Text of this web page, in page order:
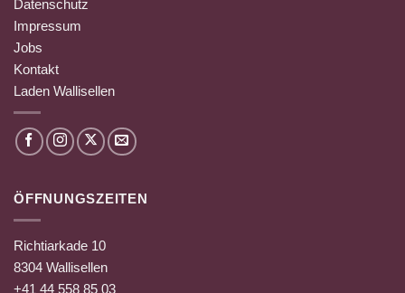
Datenschutz
Impressum
Jobs
Kontakt
Laden Wallisellen
ÖFFNUNGSZEITEN
Richtiarkade 10
8304 Wallisellen
+41 44 558 85 03